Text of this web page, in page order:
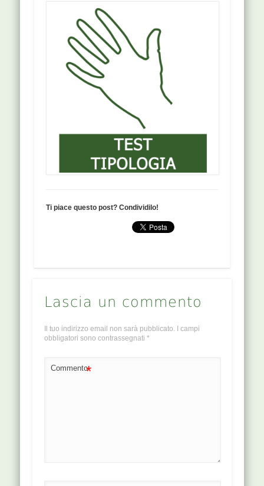
Ti piace questo post? Condividilo!
Lascia un commento
Il tuo indirizzo email non sarà pubblicato. I campi
obbligatori sono contrassegnati *
Commento*